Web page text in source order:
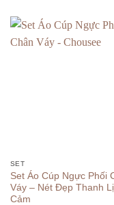
SET
Set Áo Cúp Ngực Phối
Váy – Nét Đẹp Thanh
Cảm